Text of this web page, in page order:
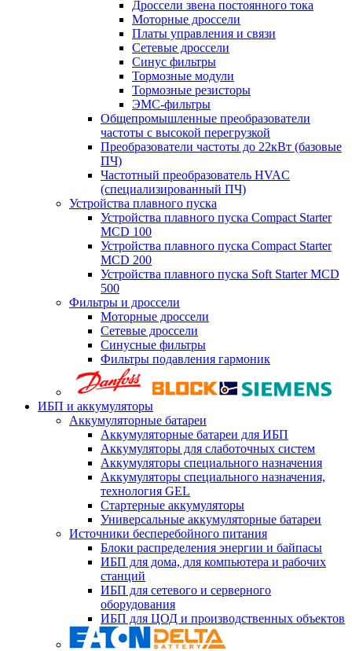
Дроссели звена постоянного тока
Моторные дроссели
Платы управления и связи
Сетевые дроссели
Синус фильтры
Тормозные модули
Тормозные резисторы
ЭМС-фильтры
Общепромышленные преобразователи
частоты с высокой перегрузкой
Преобразователи частоты до 22кВт (базовые
ПЧ)
Частотный преобразователь HVAC
(специализированный ПЧ)
Устройства плавного пуска
Устройства плавного пуска Compact Starter
MCD 100
Устройства плавного пуска Compact Starter
MCD 200
Устройства плавного пуска Soft Starter MCD
500
Фильтры и дроссели
Моторные дроссели
Сетевые дроссели
Синусные фильтры
Фильтры подавления гармоник
ИБП и аккумуляторы
Аккумуляторные батареи
Аккумуляторные батареи для ИБП
Аккумуляторы для слаботочных систем
Аккумуляторы специального назначения
Аккумуляторы специального назначения,
технология GEL
Стартерные аккумуляторы
Универсальные аккумуляторные батареи
Источники бесперебойного питания
Блоки распределения энергии и байпасы
ИБП для дома, для компьютера и рабочих
станций
ИБП для сетевого и серверного
оборудования
ИБП для ЦОД и производственных объектов